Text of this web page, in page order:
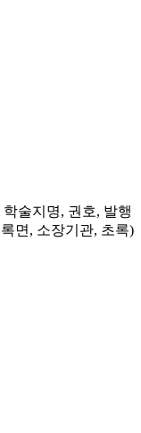
술지명, 권호, 발행
면, 소장기관, 초록)